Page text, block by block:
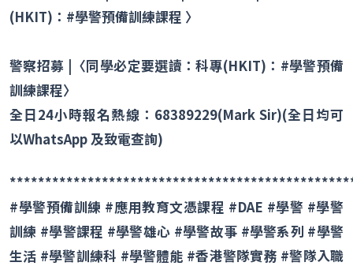
(HKIT) ： #學警預備訓練課程 〉
警察招募 | 〈同學必定要選讀：科專(HKIT) ： #學警預備
訓練課程〉
全日24小時報名熱線： 68389229(Mark Sir)(全日均可
以WhatsApp及致電查詢)
#學警預備訓練 #應用教育文憑課程 #DAE #學警 #學警
訓練 #學警課程 #學警雄心 #學警故事 #學警系列 #學警
生活 #學警訓練科 #學警體能 #香港警隊實務 #警隊入職